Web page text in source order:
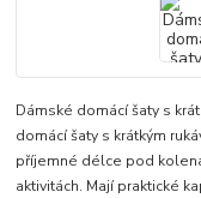
Dámské domácí šaty s
domácí šaty s krátkým
příjemné délce pod
aktivitách. Mají praktické